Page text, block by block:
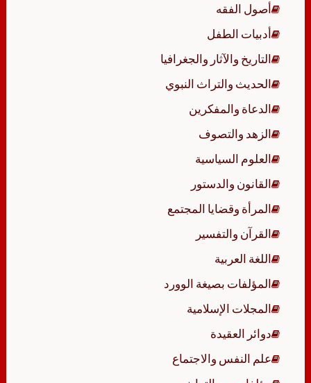
أصول الفقه
أدبيات الطفل
التاريخ والآثار والجغرافيا
الحديث والتراث النبوي
الدعاة والمفكرين
الزهد والتصوف
العلوم السياسية
القانون والدستور
المرأة وقضايا المجتمع
القرآن والتفسير
اللغة العربية
المؤلفات بصيغة الوورد
المجلات الإسلامية
دوائر العقيدة
علم النفس والاجتماع